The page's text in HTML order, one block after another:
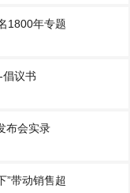
1800年专题
倡议书
布会实录
”带动销售超